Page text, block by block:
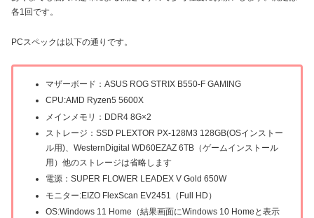
各1回です。
PCスペックは以下の通りです。
マザーボード：ASUS ROG STRIX B550-F GAMING
CPU:AMD Ryzen5 5600X
メインメモリ：DDR4 8G×2
ストレージ：SSD PLEXTOR PX-128M3 128GB(OSインストー
ル用)、WesternDigital WD60EZAZ 6TB（ゲームインストール
用）他のストレージは省略します
電源：SUPER FLOWER LEADEX V Gold 650W
モニター:EIZO FlexScan EV2451（Full HD）
OS:Windows 11 Home（結果画面にWindows 10 Homeと表示